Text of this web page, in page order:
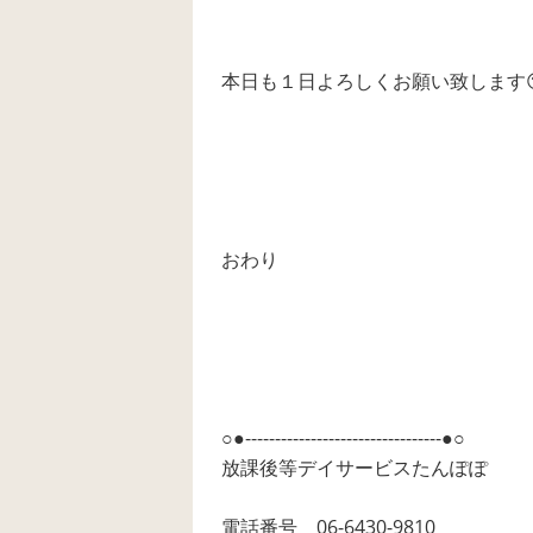
本日も１日よろしくお願い致しま
おわり
○●---------------------------------●○
放課後等デイサービスたんぽぽ
電話番号 06-6430-9810